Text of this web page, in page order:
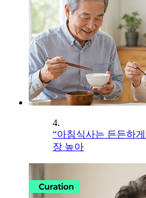
4.
“아침식사는 든든하
장 높아